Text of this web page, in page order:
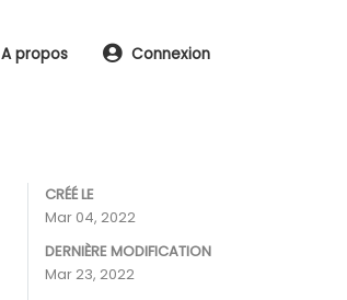
A propos Connexion
CRÉÉ LE
Mar 04, 2022
DERNIÈRE MODIFICATION
Mar 23, 2022